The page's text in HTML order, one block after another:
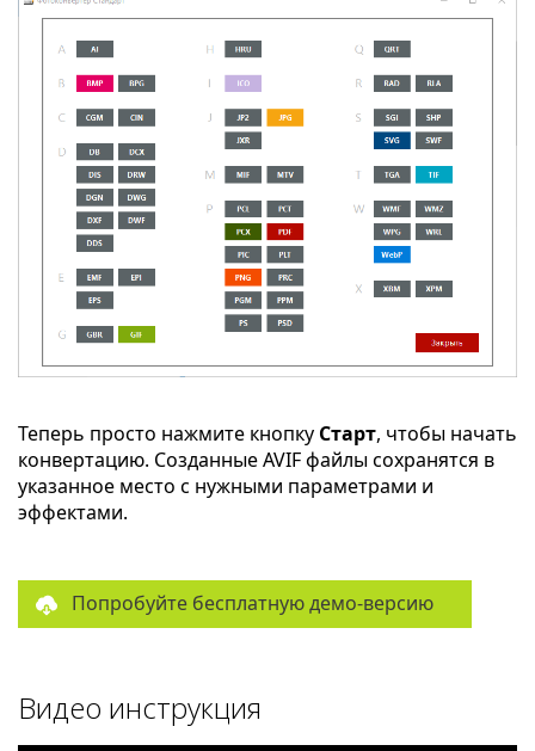
Теперь просто нажмите кнопку Старт, чтобы начать
конвертацию. Созданные AVIF файлы сохранятся в
указанное место с нужными параметрами и
эффектами.
Попробуйте бесплатную демо-версию
Видео инструкция